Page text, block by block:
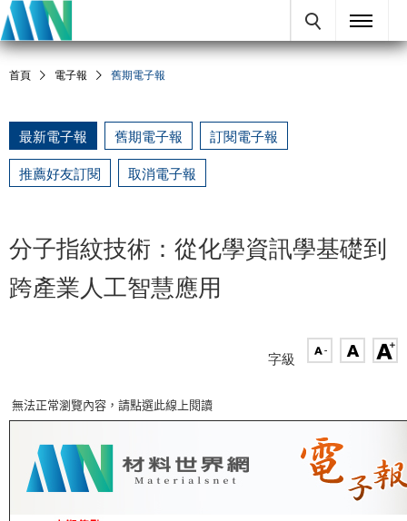
首頁 電子報 舊期電子報
最新電子報 舊期電子報
訂閱電子報
推薦好友訂閱
取消電子報
分子指紋技術：從化學資訊學基礎到
跨產業人工智慧應用
字級
無法正常瀏覽內容，請點選此線上閱讀